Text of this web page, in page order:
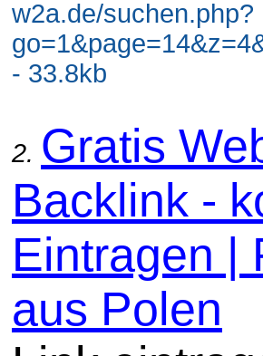
w2a.de/suchen.php?
- 33.8kb
2. Gratis
Backlink -
Eintragen |
aus Polen